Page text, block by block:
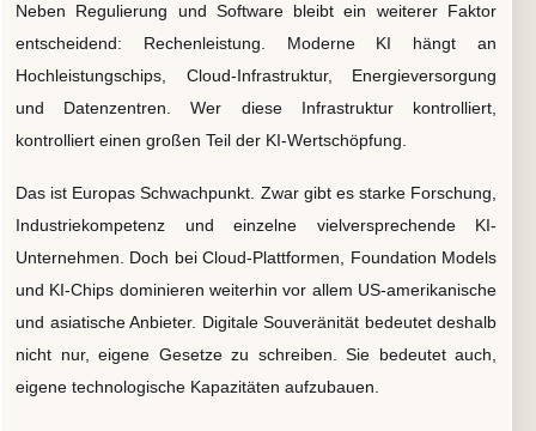
Neben Regulierung und Software bleibt ein weiterer Faktor
entscheidend: Rechenleistung. Moderne KI hängt an
Hochleistungschips, Cloud-Infrastruktur, Energieversorgung
und Datenzentren. Wer diese Infrastruktur kontrolliert,
kontrolliert einen großen Teil der KI-Wertschöpfung.
Das ist Europas Schwachpunkt. Zwar gibt es starke Forschung,
Industriekompetenz und einzelne vielversprechende KI-
Unternehmen. Doch bei Cloud-Plattformen, Foundation Models
und KI-Chips dominieren weiterhin vor allem US-amerikanische
und asiatische Anbieter. Digitale Souveränität bedeutet deshalb
nicht nur, eigene Gesetze zu schreiben. Sie bedeutet auch,
eigene technologische Kapazitäten aufzubauen.